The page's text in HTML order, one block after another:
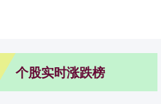
个股实时涨跌榜